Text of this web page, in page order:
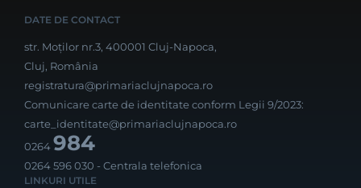
DATE DE CONTACT
str. Moților nr.3, 400001 Cluj-Napoca,
Cluj, România
registratura@primariaclujnapoca.ro
Comunicare carte de identitate conform Legii 9/2023:
carte_identitate@primariaclujnapoca.ro
0264984
0264 596 030 - Centrala telefonica
LINKURI UTILE